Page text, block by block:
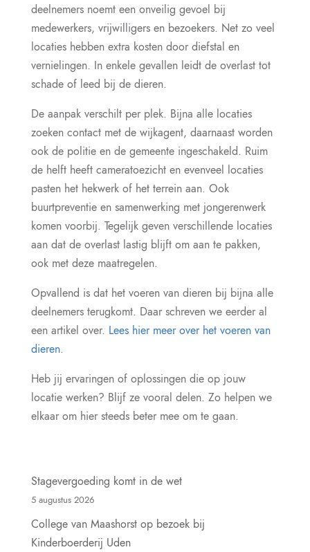
deelnemers noemt een onveilig gevoel bij
medewerkers, vrijwilligers en bezoekers. Net zo veel
locaties hebben extra kosten door diefstal en
vernielingen. In enkele gevallen leidt de overlast tot
schade of leed bij de dieren.
De aanpak verschilt per plek. Bijna alle locaties
zoeken contact met de wijkagent, daarnaast worden
ook de politie en de gemeente ingeschakeld. Ruim
de helft heeft cameratoezicht en evenveel locaties
pasten het hekwerk of het terrein aan. Ook
buurtpreventie en samenwerking met jongerenwerk
komen voorbij. Tegelijk geven verschillende locaties
aan dat de overlast lastig blijft om aan te pakken,
ook met deze maatregelen.
Opvallend is dat het voeren van dieren bij bijna alle
deelnemers terugkomt. Daar schreven we eerder al
een artikel over. Lees hier meer over het voeren van
dieren.
Heb jij ervaringen of oplossingen die op jouw
locatie werken? Blijf ze vooral delen. Zo helpen we
elkaar om hier steeds beter mee om te gaan.
Stagevergoeding komt in de wet
5 augustus 2026
College van Maashorst op bezoek bij
Kinderboerderij Uden